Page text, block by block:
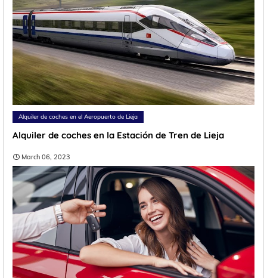
Alquiler de coches en el Aeropuerto de Lieja
Alquiler de coches en la Estación de Tren de Lieja
March 06, 2023